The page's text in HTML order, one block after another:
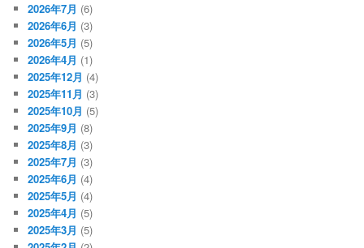
2026年7月 (6)
2026年6月 (3)
2026年5月 (5)
2026年4月 (1)
2025年12月 (4)
2025年11月 (3)
2025年10月 (5)
2025年9月 (8)
2025年8月 (3)
2025年7月 (3)
2025年6月 (4)
2025年5月 (4)
2025年4月 (5)
2025年3月 (5)